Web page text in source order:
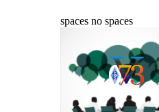
spaces no spaces